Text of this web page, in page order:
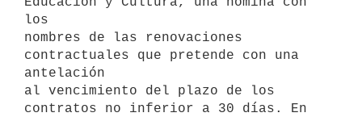
los
nombres de las renovaciones
contractuales que pretende con una
antelación
al vencimiento del plazo de los
contratos no inferior a 30 días. En